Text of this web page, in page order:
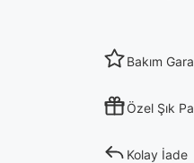
Bakım
Özel Şık
Kolay İade